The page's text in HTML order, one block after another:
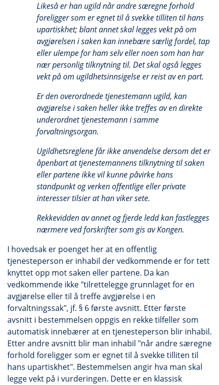
Likeså er han ugild når andre særegne forhold
foreligger som er egnet til å svekke tilliten til hans
upartiskhet; blant annet skal legges vekt på om
avgjørelsen i saken kan innebære særlig fordel, tap
eller ulempe for ham selv eller noen som han har
nær personlig tilknytning til. Det skal også legges
vekt på om ugildhetsinnsigelse er reist av en part.
Er den overordnede tjenestemann ugild, kan
avgjørelse i saken heller ikke treffes av en direkte
underordnet tjenestemann i samme
forvaltningsorgan.
Ugildhetsreglene får ikke anvendelse dersom det er
åpenbart at tjenestemannens tilknytning til saken
eller partene ikke vil kunne påvirke hans
standpunkt og verken offentlige eller private
interesser tilsier at han viker sete.
Rekkevidden av annet og fjerde ledd kan fastlegges
nærmere ved forskrifter som gis av Kongen.
I hovedsak er poenget her at en offentlig
tjenesteperson er inhabil der vedkommende er for tett
knyttet opp mot saken eller partene. Da kan
vedkommende ikke "tilrettelegge grunnlaget for en
avgjørelse eller til å treffe avgjørelse i en
forvaltningssak", jf. § 6 første avsnitt. Etter første
avsnitt i bestemmelsen oppgis en rekke tilfeller som
automatisk innebærer at en tjenesteperson blir inhabil.
Etter andre avsnitt blir man inhabil "når andre særegne
forhold foreligger som er egnet til å svekke tilliten til
hans upartiskhet". Bestemmelsen angir hva man skal
legge vekt på i vurderingen. Dette er en klassisk